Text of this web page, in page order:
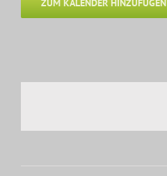
ZUM KALENDER HINZUFÜGEN